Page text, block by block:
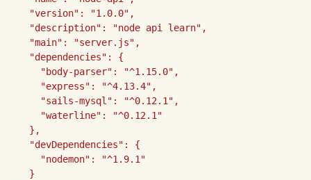
"version":
"1.0.0",
"description":
"node api learn",
"main":
"server.js",
"dependencies": {
"body-parser":
"^1.15.0",
"express":
"^4.13.4",
"sails-mysql":
"^0.12.1",
"waterline":
"^0.12.1"
  },
"devDependencies": {
"nodemon":
"^1.9.1"
  }